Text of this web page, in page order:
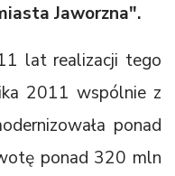
Jaworzna".
lat realizacji tego
2011 wspólnie z
ponad
ponad 320 mln